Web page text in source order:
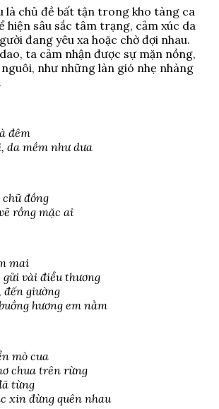
là chủ đề bất tận trong kho tàng ca
hiện sâu sắc tâm trạng, cảm xúc da
đang yêu xa hoặc chờ đợi nhau.
ta cảm nhận được sự mặn nồng,
như những làn gió nhẹ nhàng
đêm
da mềm như dưa
đồng
rồng mặc ai
mai
gửi vài điểu thương
đến giường
hương em nằm
mò cua
chua trên rừng
từng
xin đừng quên nhau